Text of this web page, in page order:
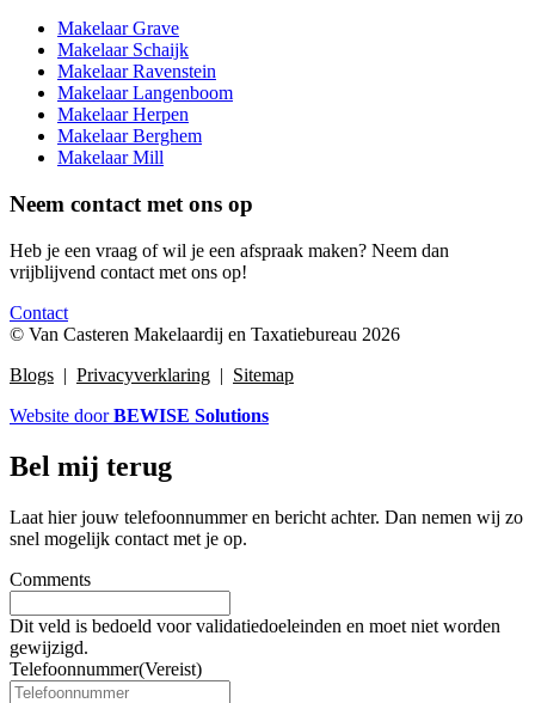
Makelaar Grave
Makelaar Schaijk
Makelaar Ravenstein
Makelaar Langenboom
Makelaar Herpen
Makelaar Berghem
Makelaar Mill
Neem contact met ons op
Heb je een vraag of wil je een afspraak maken? Neem dan
vrijblijvend contact met ons op!
Contact
© Van Casteren Makelaardij en Taxatiebureau 2026
Blogs | Privacyverklaring | Sitemap
Website doorBEWISE Solutions
Bel mij terug
Laat hier jouw telefoonnummer en bericht achter. Dan nemen wij zo
snel mogelijk contact met je op.
Comments
Dit veld is bedoeld voor validatiedoeleinden en moet niet worden
gewijzigd.
Telefoonnummer(Vereist)